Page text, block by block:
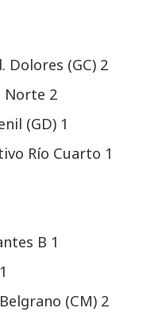
Dolores (GC) 2
Norte 2
(GD) 1
Río Cuarto 1
B 1
(CM) 2